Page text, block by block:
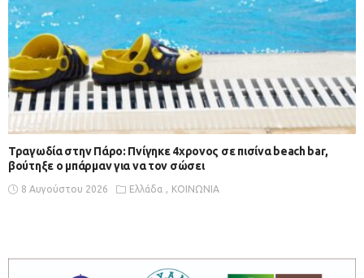
Τραγωδία στην Πάρο: Πνίγηκε 4χρονος σε πισίνα beach bar,
βούτηξε ο μπάρμαν για να τον σώσει
8 Αυγούστου 2026 Ελλάδα ΚΟΙΝΩΝΙΑ